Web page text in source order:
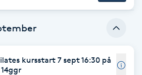
kursstart 7 sept 16:30 på